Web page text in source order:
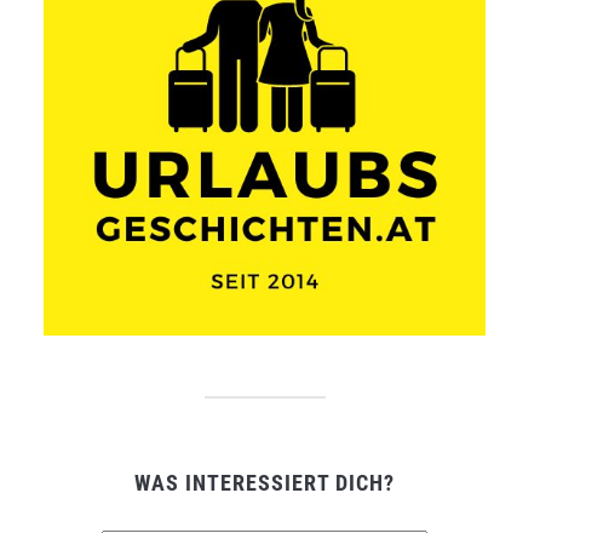
WAS INTERESSIERT DICH?